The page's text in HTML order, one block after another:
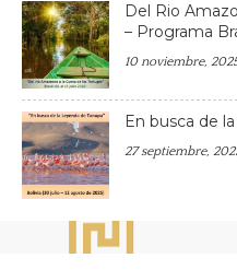
Del Rio
– Programa
10 noviembre,
En busca de
27 septiembre,